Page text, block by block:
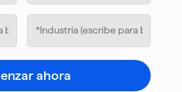
ahora